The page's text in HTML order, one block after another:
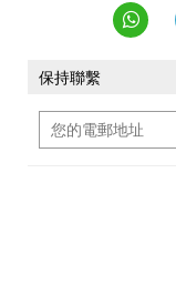
保持聯繫